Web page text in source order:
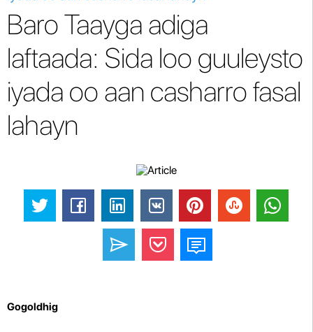
Baro Taayga adiga
laftaada: Sida loo guuleysto
iyada oo aan casharro fasal
lahayn
Gogoldhig